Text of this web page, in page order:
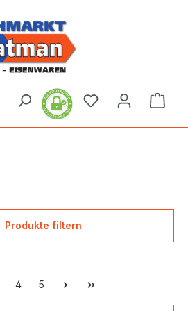
Produkte filtern
4 5